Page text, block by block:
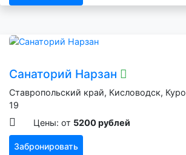
Санаторий Нарзан
Ставропольский край, Кисловодск,
19
Цены: от 5200 рублей
Забронировать